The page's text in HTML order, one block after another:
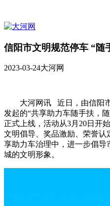
信阳市文明规范停车 “随
2023-03-24大河网
大河网讯 近日，由信阳
发起的“共享助力车随手扶，
正式上线，活动从3月20日开
文明倡导、奖品激励、荣誉
享助力车治理中，进一步倡导
城的文明形象。